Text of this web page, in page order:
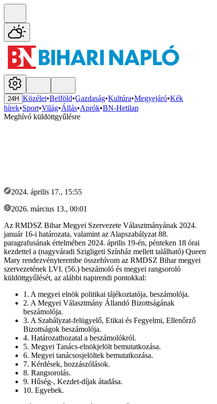
24H Közélet•Belföld•Gazdaság•Kultúra•Megyejáró•Kék
hírek•Sport•Világ•Állás•Aprók•BN-Hetilap
Meghívó küldöttgyűlésre
2024. április 17., 15:55
2026. március 13., 00:01
Az RMDSZ Bihar Megyei Szervezete Választmányának 2024.
január 16-i határozata, valamint az Alapszabályzat 88.
paragrafusának értelmében 2024. április 19-én, pénteken 18 órai
kezdettel a (nagyváradi Szigligeti Színház mellett található) Queen
Mary rendezvényterembe összehívom az RMDSZ Bihar megyei
szervezetének LVI. (56.) beszámoló és megyei rangsoroló
küldöttgyűlését, az alábbi napirendi pontokkal:
1. A megyei elnök politikai tájékoztatója, beszámolója.
2. A Megyei Választmány Állandó Bizottságának
beszámolója.
3. A Szabályzat-felügyelő, Etikai és Fegyelmi, Ellenőrző
Bizottságok beszámolója.
4. Határozathozatal a beszámolókról.
5. Megyei Tanács-elnökjelölt bemutatkozása.
6. Megyei tanácsosjelöltek bemutatkozása.
7. Kérdések, hozzászólások.
8. Rangsorolás.
9. Hűség-, Kezdet-díjak átadása.
10. Egyebek.